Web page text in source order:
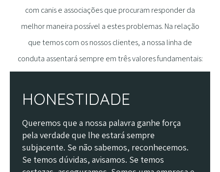
com canis e associações que procuram responder da
melhor maneira possível a estes problemas. Na relação
que temos com os nossos clientes, a nossa linha de
conduta assentará sempre em três valores fundamentais:
HONESTIDADE
Queremos que a nossa palavra ganhe força
pela verdade que lhe estará sempre
subjacente. Se não sabemos, reconhecemos.
Se temos dúvidas, avisamos. Se temos